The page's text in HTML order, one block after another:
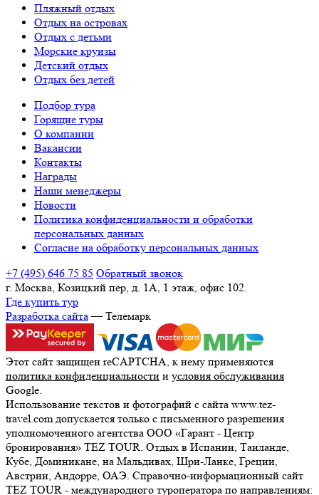
Пляжный отдых
Отдых на островах
Отдых с детьми
Морские круизы
Детский отдых
Отдых без детей
Подбор тура
Горящие туры
О компании
Вакансии
Контакты
Награды
Наши менеджеры
Новости
Политика конфиденциальности и обработки
персональных данных
Согласие на обработку персональных данных
+7 (495) 646 75 85 Обратный звонок
г. Москва, Козицкий пер, д. 1А, 1 этаж, офис 102.
Где купить тур
Разработка сайта— Телемарк
Этот сайт защищен reCAPTCHA, к нему применяются
политика конфиденциальности и условия обслуживания
Google.
Использование текстов и фотографий с сайта www.tez-
travel.com допускается только с письменного разрешения
уполномоченного агентства ООО «Гарант - Центр
бронирования» TEZ TOUR. Отдых в Испании, Таиланде,
Кубе, Доминикане, на Мальдивах, Шри-Ланке, Греции,
Австрии, Андорре, ОАЭ. Справочно-информационный сайт
TEZ TOUR - международного туроператора по направлениям: